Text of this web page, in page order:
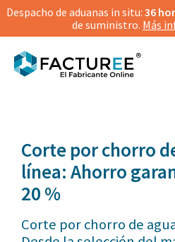
Despacho de aduanas in situ: 36
de suministro. Más
Corte por chorro
línea: Ahorro
20 %
Corte por chorro de